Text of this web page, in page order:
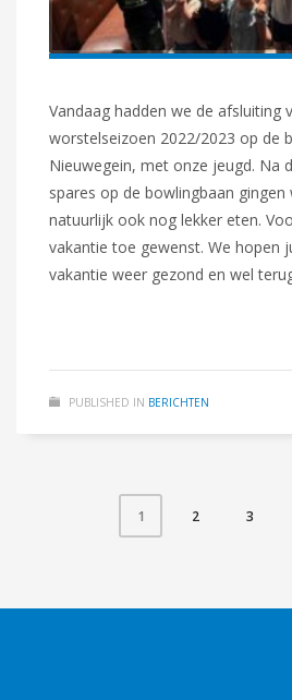
Vandaag hadden we de afsluiting
worstelseizoen 2022/2023 op de
Nieuwegein, met onze jeugd. Na
spares op de bowlingbaan
natuurlijk ook nog lekker eten.
vakantie toe gewenst. We hopen
vakantie weer gezond en wel
PUBLISHED IN BERICHTEN
1 2 3